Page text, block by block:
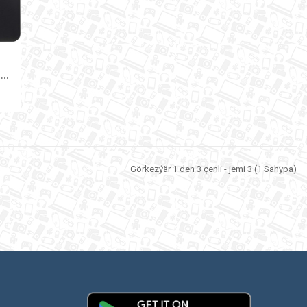
D
aşarky disk HDD TOSHIBA 1TB USB 3.0 CANVIO BASICS
Görkezýär 1 den 3 çenli - jemi 3 (1 Sahypa)